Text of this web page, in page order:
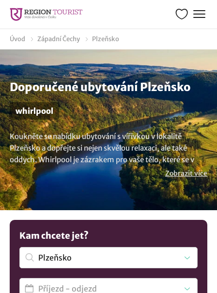
Úvod Západní Čechy Plzeňsko
Doporučené ubytování Plzeňsko
whirlpool
Koukněte se nabídku ubytování s vířivkou v lokalitě
Plzeňsko a dopřejte si nejen skvělou relaxaci, ale také
oddych. Whirlpool je zázrakem pro vaše tělo, které se v
něm uvolní a zbaví veškerého napětí. Ponořte se vířivých
bublinek a nechte se unést masážními střiky, které jemně
masírují vaše tělo. Přemýšlíte o alternativách? Objevte naši
pestrou nabídku
ubytování v lokalitě Plzeňsko
Zobrazit více
Kam chcete jet?